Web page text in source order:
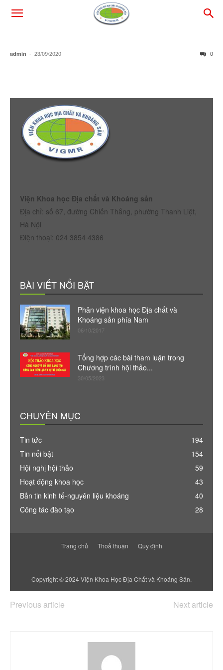
admin - 23/09/2020 0
Viện Khoa học Địa chất và Khoáng sản
Địa chỉ: số 67, đường Chiến Thắng, phường Thanh Liệt,
Hà Nội
Điện thoại: 024 3854 4386
BÀI VIẾT NỔI BẬT
Phân viện khoa học Địa chất và
Khoáng sản phía Nam
06/10/2017
Tổng hợp các bài tham luận trong
Chương trình hội thảo...
30/05/2023
CHUYÊN MỤC
Tin tức
194
Tin nổi bật
154
Hội nghị hội thảo
59
Hoạt động khoa học
43
Bản tin kinh tế-nguyên liệu khoáng
40
Công tác đào tạo
28
Trang chủ Thoả thuận Quy định
Copyright © 2024 Viện Khoa Học Địa Chất và Khoáng Sản.
Previous article Next article